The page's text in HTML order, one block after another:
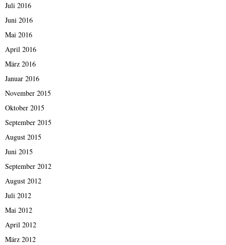
Juli 2016
Juni 2016
Mai 2016
April 2016
März 2016
Januar 2016
November 2015
Oktober 2015
September 2015
August 2015
Juni 2015
September 2012
August 2012
Juli 2012
Mai 2012
April 2012
März 2012